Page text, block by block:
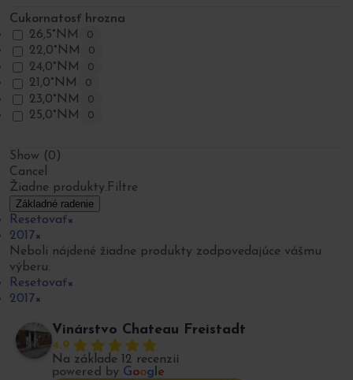
Cukornatosť hrozna
26,5°NM
0
22,0°NM 0
24,0°NM 0
21,0°NM 0
23,0°NM 0
25,0°NM 0
Show (0 )
Cancel
Žiadne produkty. Filtre
Základné radenie
Resetovať×
2017×
Neboli nájdené žiadne produkty zodpovedajúce vášmu
výberu.
Resetovať×
2017×
Vinárstvo Chateau Freistadt
4.9
Na základe 12 recenzií
powered by Goog e